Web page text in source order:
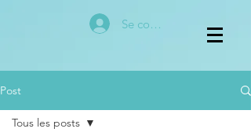
Se connecter
Post
Tous les posts